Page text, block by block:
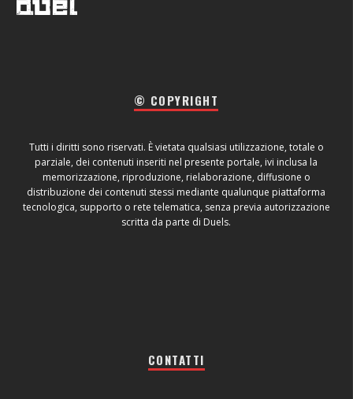
© COPYRIGHT
Tutti i diritti sono riservati. È vietata qualsiasi utilizzazione, totale o
parziale, dei contenuti inseriti nel presente portale, ivi inclusa la
memorizzazione, riproduzione, rielaborazione, diffusione o
distribuzione dei contenuti stessi mediante qualunque piattaforma
tecnologica, supporto o rete telematica, senza previa autorizzazione
scritta da parte di Duels.
CONTATTI